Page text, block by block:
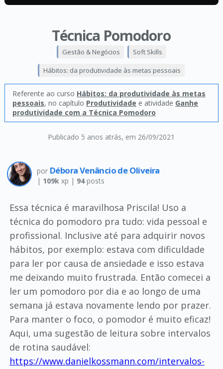
Técnica Pomodoro
Publicado 5 anos atrás, em 26/09/2021
Gestão & Negócios Soft Skills
Hábitos: da produtividade às metas pessoais
Referente ao curso Hábitos: da produtividade às metas
pessoais, no capítulo Produtividade e atividade Ganhe
produtividade com a Técnica Pomodoro
por Débora Venâncio de Oliveira
| 109kxp | 94posts
Essa técnica é maravilhosa Priscila! Uso a
técnica do pomodoro pra tudo: vida pessoal e
profissional. Inclusive até para adquirir novos
hábitos, por exemplo: estava com dificuldade
para ler por causa de ansiedade e isso estava
me deixando muito frustrada. Então comecei a
ler um pomodoro por dia e ao longo de uma
semana já estava novamente lendo por prazer.
Para manter o foco, o pomodor é muito eficaz!
Aqui, uma sugestão de leitura sobre intervalos
de rotina saudável:
https://www.danielkossmann.com/intervalos-